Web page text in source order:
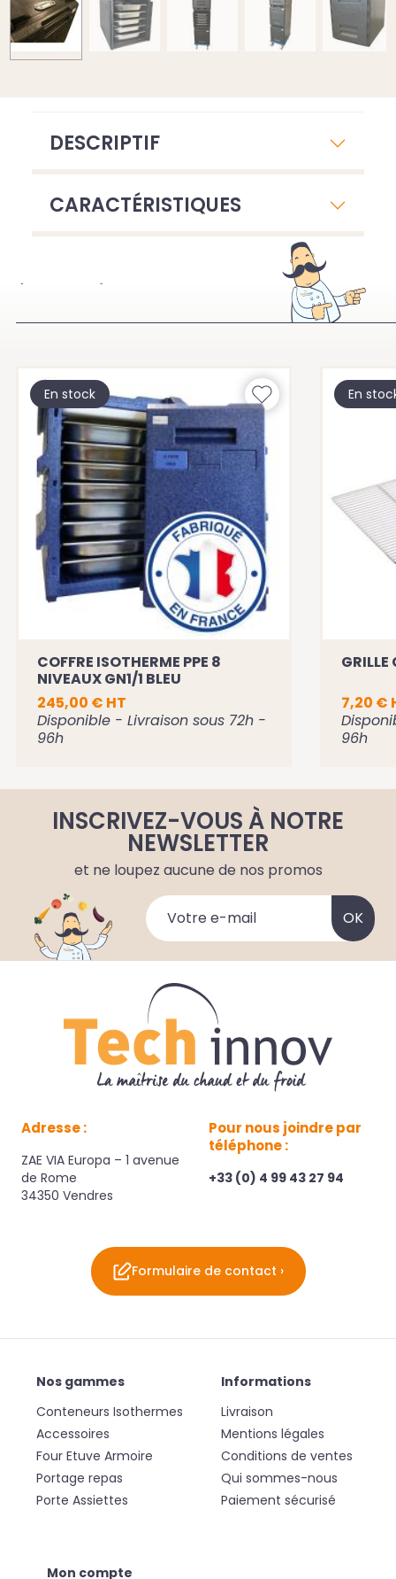
DESCRIPTIF
CARACTÉRISTIQUES
COFFRE ISOTHERME PPE 8
NIVEAUX GN1/1 BLEU
245,00 € HT
Disponible - Livraison sous 72h -
96h
En stock
GRILLE
7,20 €
96h
En
INSCRIVEZ-VOUS À NOTRE
NEWSLETTER
et ne loupez aucune de nos promos
Adresse :
ZAE VIA Europa – 1 avenue
de Rome
34350 Vendres
Pour nous joindre par
téléphone :
+33 (0) 4 99 43 27 94
Formulaire de contact ›
Nos gammes
Conteneurs Isothermes
Accessoires
Four Etuve Armoire
Portage repas
Porte Assiettes
Informations
Livraison
Mentions légales
Conditions de ventes
Qui sommes-nous
Paiement sécurisé
Mon compte